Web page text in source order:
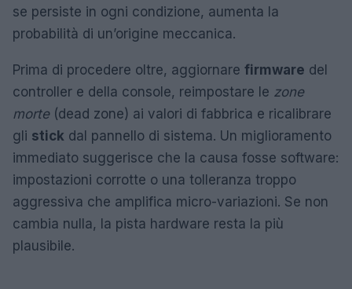
se persiste in ogni condizione, aumenta la
probabilità di un’origine meccanica.
Prima di procedere oltre, aggiornare firmware del
controller e della console, reimpostare le zone
morte(dead zone) ai valori di fabbrica e ricalibrare
gli stick dal pannello di sistema. Un miglioramento
immediato suggerisce che la causa fosse software:
impostazioni corrotte o una tolleranza troppo
aggressiva che amplifica micro-variazioni. Se non
cambia nulla, la pista hardware resta la più
plausibile.